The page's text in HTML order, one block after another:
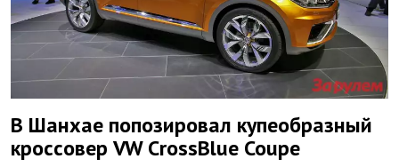
В Шанхае попозировал купеобразный
кроссовер VW CrossBlue Coupe